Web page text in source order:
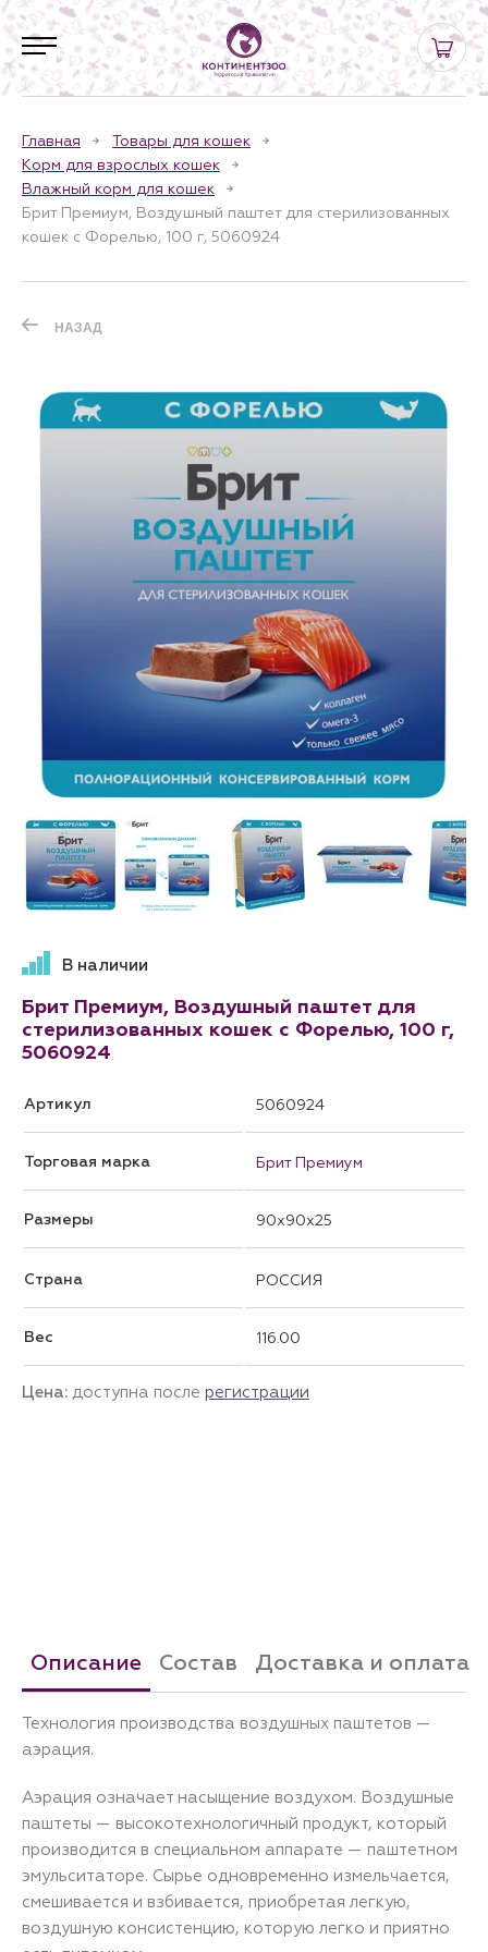
Главная
Товары для кошек
Корм для взрослых кошек
Влажный корм для кошек
Брит Премиум, Воздушный паштет для стерилизованных
кошек с Форелью, 100 г, 5060924
НАЗАД
В наличии
Брит Премиум, Воздушный паштет для
стерилизованных кошек с Форелью, 100 г,
5060924
Артикул 5060924
Торговая марка Брит Премиум
Размеры 90x90x25
Страна РОССИЯ
Вес 116.00
Цена: доступна после регистрации
Описание Состав Доставка и оплата
Технология производства воздушных паштетов —
аэрация.
Аэрация означает насыщение воздухом. Воздушные
паштеты — высокотехнологичный продукт, который
производится в специальном аппарате — паштетном
эмульситаторе. Сырье одновременно измельчается,
смешивается и взбивается, приобретая легкую,
воздушную консистенцию, которую легко и приятно